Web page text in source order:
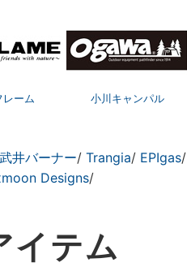
レーム 小川キャンパル
武井バーナー/ Trangia/ EPIgas/
Designs/
イテム